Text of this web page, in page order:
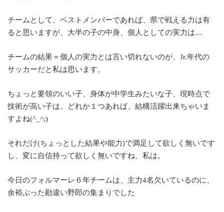
チームとして、ベストメンバーであれば、県で戦える力は有
ると思いますが、大半の子の中身、個人としての実力は…
チームの結果＝個人の実力とは言い切れないのが、Jr.年代の
サッカーだと私は思います。
ちょっと要領のいい子、身体が中学生みたいな子、現時点で
技術が高い子は、どれか１つあれば、結構活躍出来ちゃいま
すよね(^_^;)
それだけ(ちょっとした結果や能力)で満足して欲しく無いです
し、変に自信持って欲しく無いですね、私は。
今日のフォルマーレ６年チームは、主力4名欠いているのに、
余裕ぶった勘違い野郎の集まりでした